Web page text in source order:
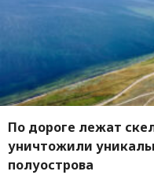
По дороге лежат
уничтожили
полуострова